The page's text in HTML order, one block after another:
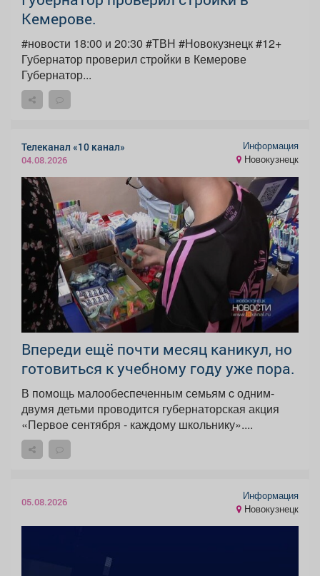
Кемерове.
#новости 18:00 и 20:30 #ТВН #Новокузнецк #12+
Губернатор проверил стройки в Кемерове
Губернатор...
Телеканал «10 канал»
04.08.2026
Информация
Новокузнецк
Впереди ещё почти месяц каникул, но
готовиться к учебному году уже пора.
В помощь малообеспеченным семьям c одним-
двумя детьми проводится губернаторская акция
«Первое сентября - каждому школьнику»....
05.08.2026
Информация
Новокузнецк